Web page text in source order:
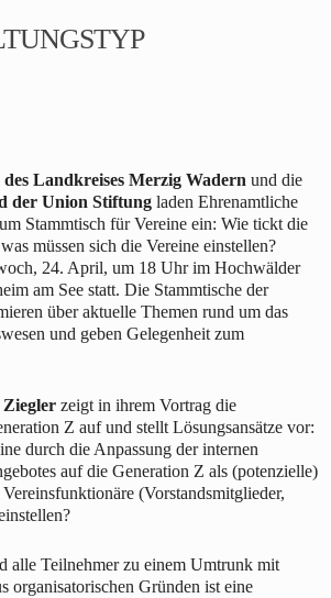
Landkreises Merzig Wadern und die
der Union Stiftung laden Ehrenamtliche
Stammtisch für Vereine ein: Wie tickt die
müssen sich die Vereine einstellen?
24. April, um 18 Uhr im Hochwälder
am See statt. Die Stammtische der
über aktuelle Themen rund um das
und geben Gelegenheit zum
zeigt in ihrem Vortrag die
Z aufund stellt Lösungsansätze vor:
durch die Anpassung der internen
auf die Generation Z als (potenzielle)
Vereinsfunktionäre (Vorstandsmitglieder,
?
alle Teilnehmer zu einem Umtrunk mit
organisatorischen Gründen ist eine